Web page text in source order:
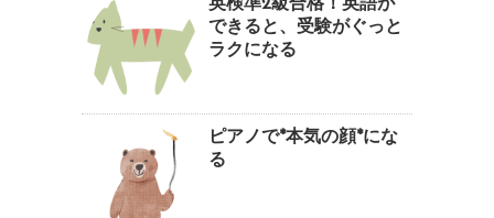
英検準2級合格！英語が
できると、受験がぐっと
ラクになる
ピアノで*本気の顔*にな
る